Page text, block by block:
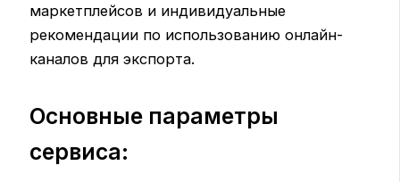
маркетплейсов и индивидуальные
рекомендации по использованию онлайн-
каналов для экспорта.
Основные параметры
сервиса: